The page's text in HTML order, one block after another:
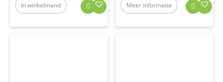
In winkelmand Meer informatie